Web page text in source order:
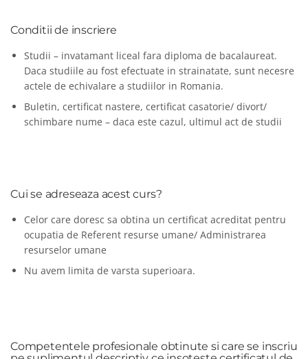
Conditii de inscriere
Studii – invatamant liceal fara diploma de bacalaureat.
Daca studiile au fost efectuate in strainatate, sunt necesre
actele de echivalare a studiilor in Romania.
Buletin, certificat nastere, certificat casatorie/ divort/
schimbare nume – daca este cazul, ultimul act de studii
Cui se adreseaza acest curs?
Celor care doresc sa obtina un certificat acreditat pentru
ocupatia de Referent resurse umane/ Administrarea
resurselor umane
Nu avem limita de varsta superioara.
Competentele profesionale obtinute si care se inscriu